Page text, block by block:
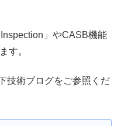
」やCASB機能
す。
技術ブログをご参照くだ